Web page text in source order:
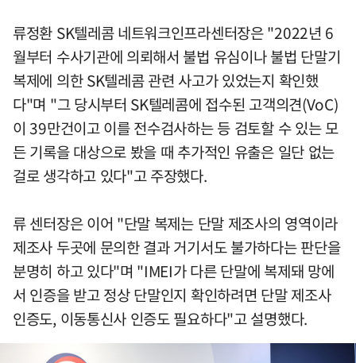
류정환 SK텔레콤 네트워크인프라센터장은 "2022년 6
월부터 수사기관에 의뢰해서 불법 유심이나 불법 단말기
복제에 의한 SK텔레콤 관련 사고가 있었는지 확인했
다"며 "그 당시부터 SK텔레콤에 접수된 고객의견(VoC)
이 39만건이고 이를 전수검사하는 등 검토할 수 있는 모
든 기록을 대상으로 봤을 때 추가적인 유출은 일단 없는
걸로 생각하고 있다"고 주장했다.
류 센터장은 이어 "단말 복제는 단말 제조사의 영역이라
제조사 두곳에 문의한 결과 거기서도 불가하다는 판단을
분명히 하고 있다"며 "IMEI가 다른 단말에 복제돼 망에
서 인증을 받고 정상 단말인지 확인하려면 단말 제조사
인증도, 이동통신사 인증도 필요하다"고 설명했다.